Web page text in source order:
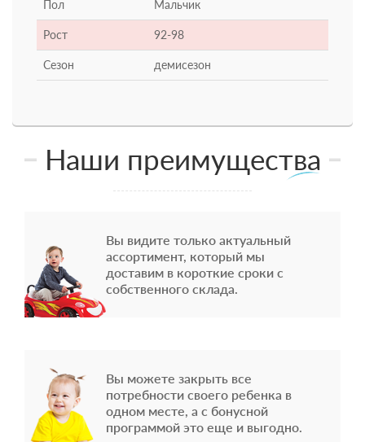
Пол Мальчик
Рост 92-98
Сезон демисезон
Наши преимущества
Вы видите только актуальный
ассортимент, который мы
доставим в короткие сроки с
собственного склада.
Вы можете закрыть все
потребности своего ребенка в
одном месте, а с бонусной
программой это еще и выгодно.